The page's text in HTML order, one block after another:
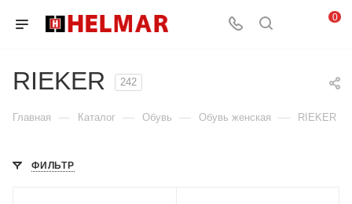
0
RIEKER 242
Главная — Каталог — Обувь — Обувь женская — RIEKER
ФИЛЬТР